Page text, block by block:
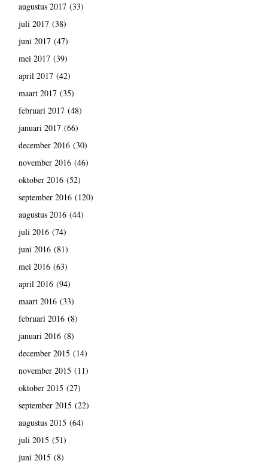
augustus 2017(33)
juli 2017(38)
juni 2017(47)
mei 2017(39)
april 2017(42)
maart 2017(35)
februari 2017(48)
januari 2017(66)
december 2016(30)
november 2016(46)
oktober 2016(52)
september 2016(120)
augustus 2016(44)
juli 2016(74)
juni 2016(81)
mei 2016(63)
april 2016(94)
maart 2016(33)
februari 2016(8)
januari 2016(8)
december 2015 (14)
november 2015 (11)
oktober 2015 (27)
september 2015 (22)
augustus 2015 (64)
juli 2015 (51)
juni 2015 (8)